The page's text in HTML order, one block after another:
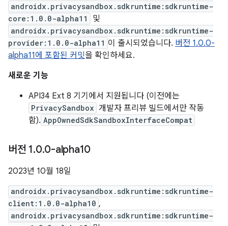
androidx.privacysandbox.sdkruntime:sdkruntime-
core:1.0.0-alpha11
및
androidx.privacysandbox.sdkruntime:sdkruntime-
provider:1.0.0-alpha11 이 출시되었습니다. 버전 1.0.0-
alpha11에 포함된 커밋을 확인하세요.
새로운 기능
API34 Ext 8 기기에서 지원됩니다 (이전에는
PrivacySandbox 개발자 프리뷰 빌드에서만 작동
함). AppOwnedSdkSandboxInterfaceCompat
버전 1.0.0-alpha10
2023년 10월 18일
androidx.privacysandbox.sdkruntime:sdkruntime-
client:1.0.0-alpha10 ,
androidx.privacysandbox.sdkruntime:sdkruntime-